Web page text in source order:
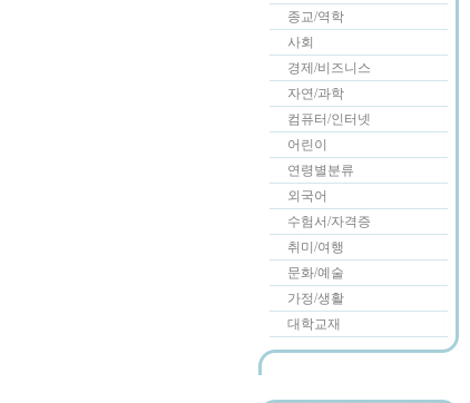
종교/역학
사회
경제/비즈니스
자연/과학
컴퓨터/인터넷
어린이
연령별분류
외국어
수험서/자격증
취미/여행
문화/예술
가정/생활
대학교재